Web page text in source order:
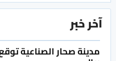
آخر خبر